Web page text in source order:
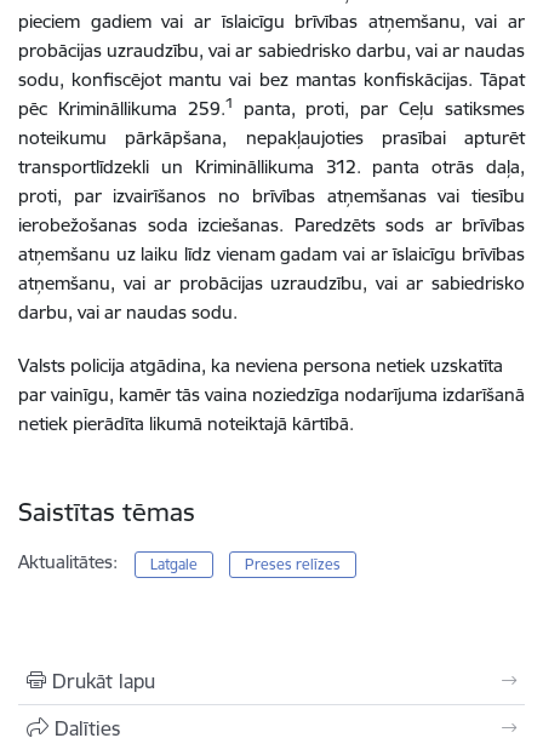
pieciem gadiem vai ar īslaicīgu brīvības atņemšanu, vai ar
probācijas uzraudzību, vai ar sabiedrisko darbu, vai ar naudas
sodu, konfiscējot mantu vai bez mantas konfiskācijas. Tāpat
pēc Krimināllikuma 259.1
panta, proti, par Ceļu satiksmes
noteikumu pārkāpšana, nepakļaujoties prasībai apturēt
transportlīdzekli un Krimināllikuma 312. panta otrās daļa,
proti, par izvairīšanos no brīvības atņemšanas vai tiesību
ierobežošanas soda izciešanas. Paredzēts sods ar brīvības
atņemšanu uz laiku līdz vienam gadam vai ar īslaicīgu brīvības
atņemšanu, vai ar probācijas uzraudzību, vai ar sabiedrisko
darbu, vai ar naudas sodu.
Valsts policija atgādina, ka neviena persona netiek uzskatīta
par vainīgu, kamēr tās vaina noziedzīga nodarījuma izdarīšanā
netiek pierādīta likumā noteiktajā kārtībā.
Saistītas tēmas
Aktualitātes: Latgale Preses relīzes
Drukāt lapu
Dalīties